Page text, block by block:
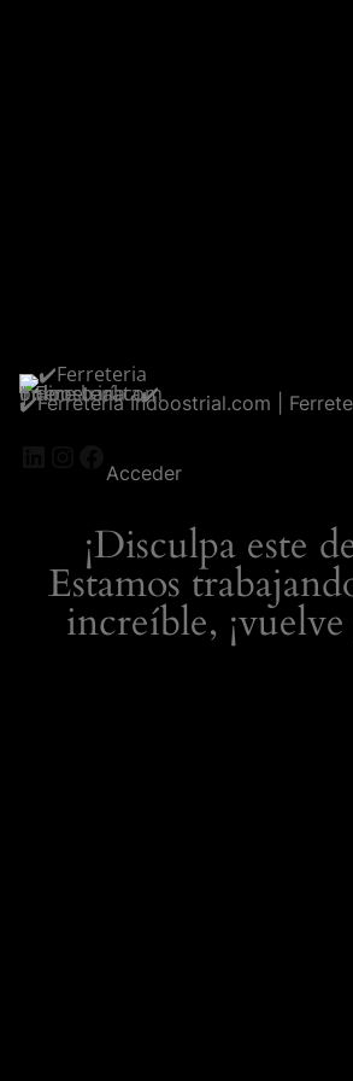
✔️Ferreteria Indoostrial.com |
LinkedIn
Instagram
Facebook
Acceder
¡Disculpa este
Estamos
increíble,